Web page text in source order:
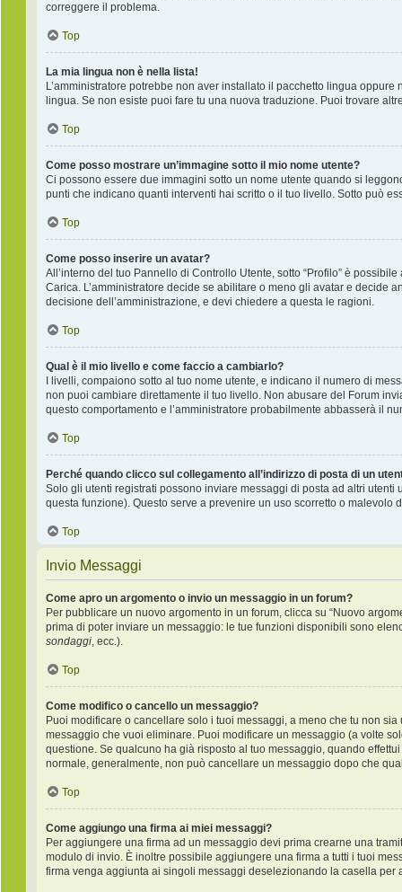
correggere il problema.
Top
La mia lingua non è nella lista!
L’amministratore potrebbe non aver installato il pacchetto lingua
lingua. Se non esiste puoi fare tu una nuova traduzione. Puoi trovare
Top
Come posso mostrare un’immagine sotto il mio nome utente?
Ci possono essere due immagini sotto un nome utente quando si
punti che indicano quanti interventi hai scritto o il tuo livello. Sotto può
Top
Come posso inserire un avatar?
All’interno del tuo Pannello di Controllo Utente, sotto “Profilo” è
Carica. L’amministratore decide se abilitare o meno gli avatar e decide
decisione dell’amministrazione, e devi chiedere a questa le ragioni.
Top
Qual è il mio livello e come faccio a cambiarlo?
I livelli, compaiono sotto al tuo nome utente, e indicano il numero di
non puoi cambiare direttamente il tuo livello. Non abusare del Forum
questo comportamento e l’amministratore probabilmente abbasserà il
Top
Perché quando clicco sul collegamento all’indirizzo di posta di un
Solo gli utenti registrati possono inviare messaggi di posta ad altri
questa funzione). Questo serve a prevenire un uso scorretto o malevolo
Top
Invio Messaggi
Come apro un argomento o invio un messaggio in un forum?
Per pubblicare un nuovo argomento in un forum, clicca su “Nuovo
prima di poter inviare un messaggio: le tue funzioni disponibili sono
sondaggi, ecc.).
Top
Come modifico o cancello un messaggio?
Puoi modificare o cancellare solo i tuoi messaggi, a meno che tu non
messaggio che vuoi eliminare. Puoi modificare un messaggio (a volte
questione. Se qualcuno ha già risposto al tuo messaggio, quando
normale, generalmente, non può cancellare un messaggio dopo che
Top
Come aggiungo una firma ai miei messaggi?
Per aggiungere una firma ad un messaggio devi prima crearne una
modulo di invio. È inoltre possibile aggiungere una firma a tutti i tuoi
firma venga aggiunta ai singoli messaggi deselezionando la casella per